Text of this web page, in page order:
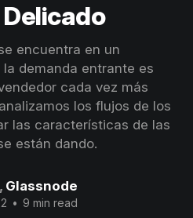
encuentra en un
demanda entrante es
cada vez más
los flujos de los
las características de las
están dando.
, Glassnode
• 9 min read